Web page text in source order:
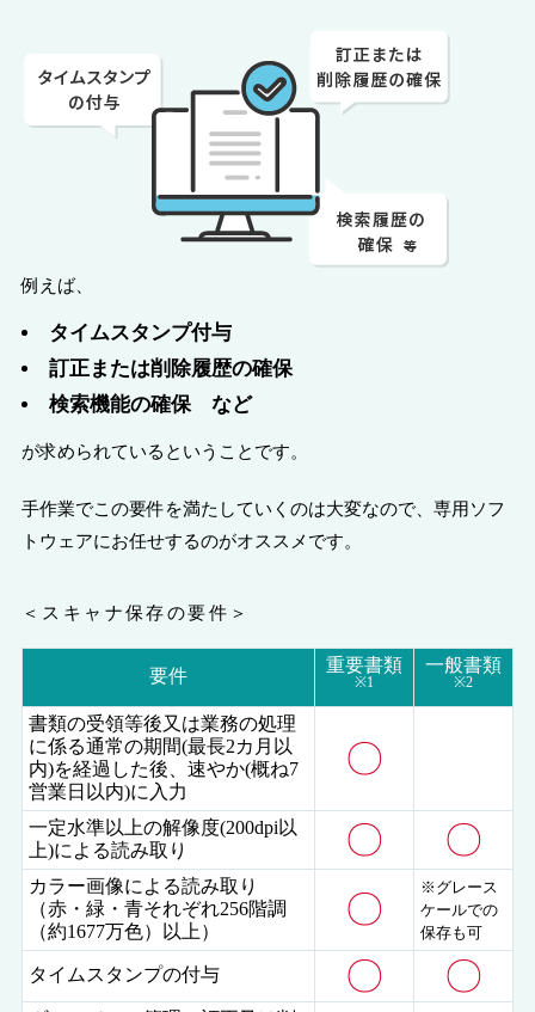
例えば、
タイムスタンプ付与
訂正または削除履歴の確保
検索機能の確保 など
が求められているということです。
手作業でこの要件を満たしていくのは大変なので、専用ソフ
トウェアにお任せするのがオススメです。
＜スキャナ保存の要件＞
要件 重要書類
※1
一般書類
※2
書類の受領等後又は業務の処理
に係る通常の期間(最長2カ月以
内)を経過した後、速やか(概ね7
営業日以内)に入力
〇
一定水準以上の解像度(200dpi以
上)による読み取り
〇 〇
カラー画像による読み取り
（赤・緑・青それぞれ256階調
（約1677万色）以上）
〇
※グレース
ケールでの
保存も可
タイムスタンプの付与 〇 〇